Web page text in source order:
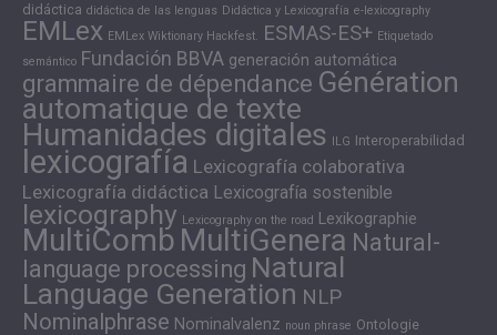
didáctica didáctica de las lenguas Didáctica y Lexicografía e-lexicography
EMLex EMLex Wiktionary Hackfest. ESMAS-ES+ Etiquetado
semántico Fundación BBVA generación automática
grammaire de dépendance Génération
automatique de texte
Humanidades digitales ILG Interoperabilidad
lexicografía Lexicografía colaborativa
Lexicografía didáctica Lexicografía sostenible
lexicography Lexicography on the road Lexikographie
MultiComb MultiGenera Natural-
language processing Natural
Language Generation NLP
Nominalphrase Nominalvalenz noun phrase Ontologie